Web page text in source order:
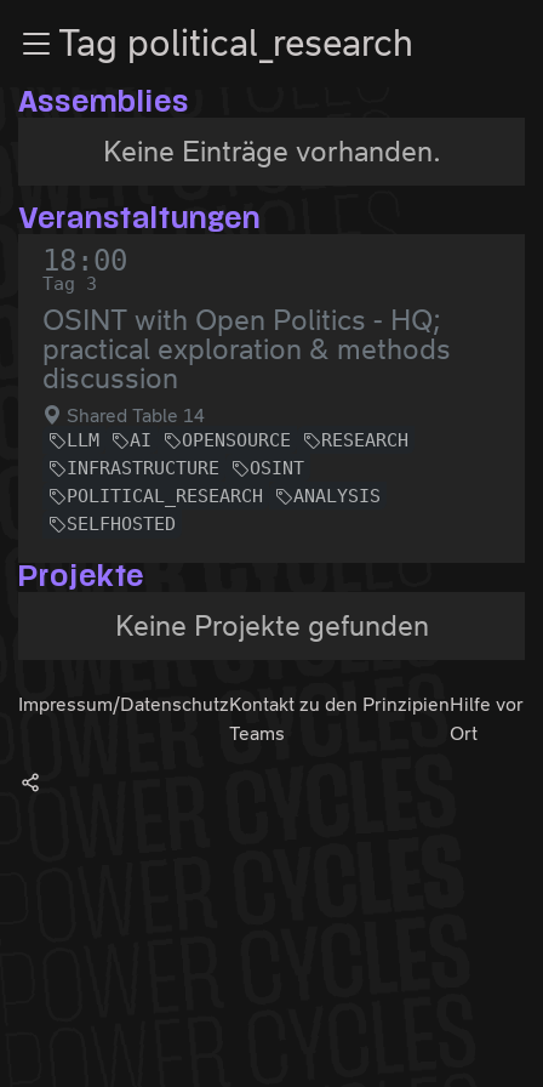
Zum InhaltTag political_research
Assemblies
Keine Einträge vorhanden.
Veranstaltungen
18:00
Tag 3
OSINT with Open Politics - HQ;
practical exploration & methods
discussion
Shared Table 14
LLM AI OPENSOURCE
RESEARCH
INFRASTRUCTURE
OSINT
POLITICAL_RESEARCH
ANALYSIS
SELFHOSTED
Projekte
Keine Projekte gefunden
Impressum/DatenschutzKontakt zu den
Teams
PrinzipienHilfe vor
Ort